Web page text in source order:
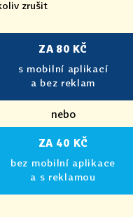
zrušit
ZA 80 KČ
s mobilní aplikací
a bez reklam
nebo
ZA 40 KČ
bez mobilní aplikace
a s reklamou